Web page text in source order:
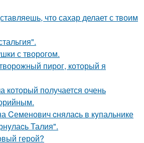
что сахар делает с твоим
с творогом.
пирог, который я
который получается очень
Cеменович cнялаcь в кyпальнике
Талия".
герой?